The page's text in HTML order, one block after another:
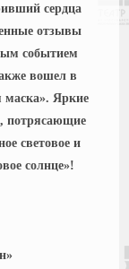
сердца
отзывы
событием
вошел в
маска». Яркие
потрясающие
световое и
солнце»!